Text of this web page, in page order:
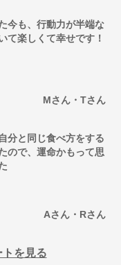
Mさん・Tさん
今も、行動力が半端な
て楽しくて幸せです！
Aさん・Rさん
分と同じ食べ方をする
ので、運命かもって思
を見る